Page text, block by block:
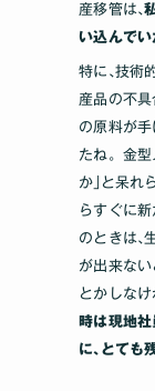
産移管は､
い込んでい
特に､技術
産品の不
の原料が
たね。金
か｣と呆れ
らすぐに
のときは､
が出来ない
とかしなけ
時は現地
に､とても